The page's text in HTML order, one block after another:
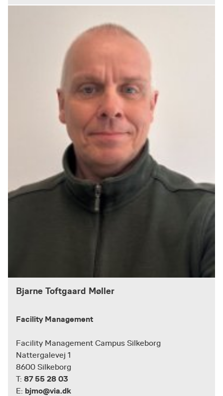
Bjarne Toftgaard Møller
Facility Management
Facility Management Campus Silkeborg
Nattergalevej 1
8600 Silkeborg
T: 87 55 28 03
E: bjmo@via.dk